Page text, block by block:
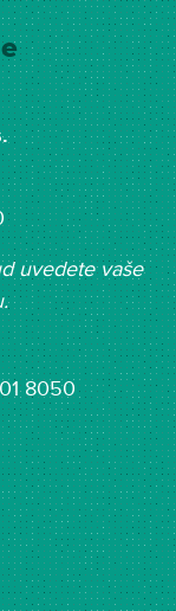
uvedete vaše
8050